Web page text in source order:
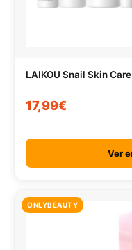
LAIKOU Snail Skin
17,99€
Ver
ONLYBEAUTY